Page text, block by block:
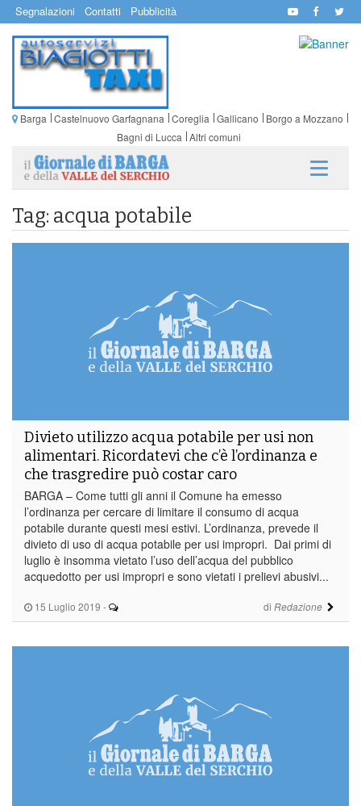
Segnalazioni Contatti Pubblicità
Barga Castelnuovo Garfagnana Coreglia Gallicano
Borgo a Mozzano
Bagni di Lucca Altri comuni
Tag: acqua potabile
15 Luglio 2019 - di Redazione
Divieto utilizzo acqua potabile per usi non
alimentari. Ricordatevi che c’è l’ordinanza e
che trasgredire può costar caro
BARGA – Come tutti gli anni il Comune ha emesso
l’ordinanza per cercare di limitare il consumo di acqua
potabile durante questi mesi estivi. L’ordinanza, prevede il
divieto di uso di acqua potabile per usi impropri. Dai primi di
luglio è insomma vietato l’uso dell’acqua del pubblico
acquedotto per usi impropri e sono vietati i prelievi abusivi...